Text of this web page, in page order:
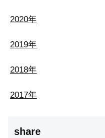
2020年
2019年
2018年
2017年
share